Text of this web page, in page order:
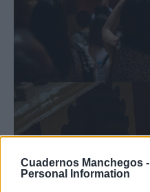
Cuadernos Manchegos -
Personal Information